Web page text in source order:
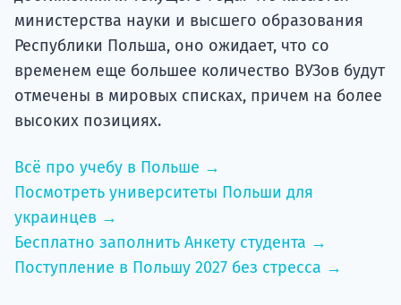
министерства науки и высшего образования
Республики Польша, оно ожидает, что со
временем еще большее количество ВУЗов будут
отмечены в мировых списках, причем на более
высоких позициях.
Всё про учебу в Польше →
Посмотреть университеты Польши для
украинцев →
Бесплатно заполнить Анкету студента →
Поступление в Польшу 2027 без стресса →